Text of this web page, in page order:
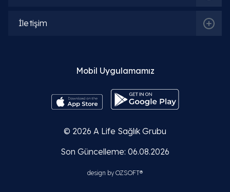
İletişim
Mobil Uygulamamız
© 2026 A Life Sağlık Grubu
Son Güncelleme: 06.08.2026
design by OZSOFT®